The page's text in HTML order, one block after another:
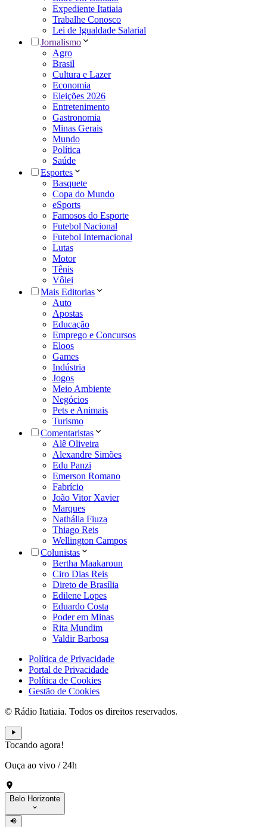
Expediente Itatiaia
Trabalhe Conosco
Lei de Igualdade Salarial
Jornalismo
Agro
Brasil
Cultura e Lazer
Economia
Eleições 2026
Entretenimento
Gastronomia
Minas Gerais
Mundo
Política
Saúde
Esportes
Basquete
Copa do Mundo
eSports
Famosos do Esporte
Futebol Nacional
Futebol Internacional
Lutas
Motor
Tênis
Vôlei
Mais Editorias
Auto
Apostas
Educação
Emprego e Concursos
Eloos
Games
Indústria
Jogos
Meio Ambiente
Negócios
Pets e Animais
Turismo
Comentaristas
Alê Oliveira
Alexandre Simões
Edu Panzi
Emerson Romano
Fabrício
João Vitor Xavier
Marques
Nathália Fiuza
Thiago Reis
Wellington Campos
Colunistas
Bertha Maakaroun
Ciro Dias Reis
Direto de Brasília
Edilene Lopes
Eduardo Costa
Poder em Minas
Rita Mundim
Valdir Barbosa
Política de Privacidade
Portal de Privacidade
Política de Cookies
Gestão de Cookies
© Rádio Itatiaia. Todos os direitos reservados.
Tocando agora!
Ouça ao vivo / 24h
Belo Horizonte